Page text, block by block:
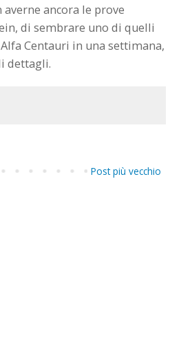
ancora le prove
di sembrare uno di quelli
Centauri in una settimana,
dettagli.
Post più vecchio